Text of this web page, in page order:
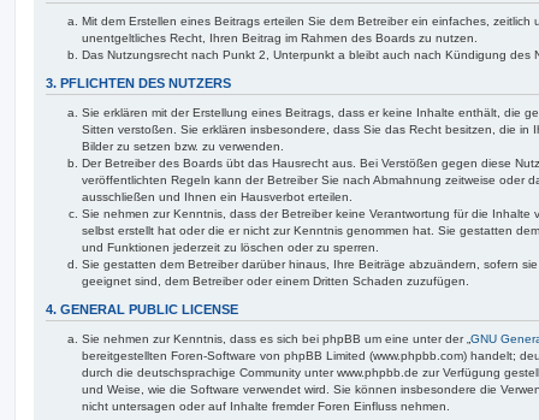
Mit dem Erstellen eines Beitrags erteilen Sie dem Betreiber ein einfaches, zeitlich
unentgeltliches Recht, Ihren Beitrag im Rahmen des Boards zu nutzen.
Das Nutzungsrecht nach Punkt 2, Unterpunkt a bleibt auch nach Kündigung des
3. PFLICHTEN DES NUTZERS
Sie erklären mit der Erstellung eines Beitrags, dass er keine Inhalte enthält, die
Sitten verstoßen. Sie erklären insbesondere, dass Sie das Recht besitzen, die in
Bilder zu setzen bzw. zu verwenden.
Der Betreiber des Boards übt das Hausrecht aus. Bei Verstößen gegen diese
veröffentlichten Regeln kann der Betreiber Sie nach Abmahnung zeitweise oder
ausschließen und Ihnen ein Hausverbot erteilen.
Sie nehmen zur Kenntnis, dass der Betreiber keine Verantwortung für die Inhalte
selbst erstellt hat oder die er nicht zur Kenntnis genommen hat. Sie gestatten
und Funktionen jederzeit zu löschen oder zu sperren.
Sie gestatten dem Betreiber darüber hinaus, Ihre Beiträge abzuändern, sofern
geeignet sind, dem Betreiber oder einem Dritten Schaden zuzufügen.
4. GENERAL PUBLIC LICENSE
Sie nehmen zur Kenntnis, dass es sich bei phpBB um eine unter der „ GNU
bereitgestellten Foren-Software von phpBB Limited (www.phpbb.com) handelt;
durch die deutschsprachige Community unter www.phpbb.de zur Verfügung
und Weise, wie die Software verwendet wird. Sie können insbesondere die
nicht untersagen oder auf Inhalte fremder Foren Einfluss nehmen.